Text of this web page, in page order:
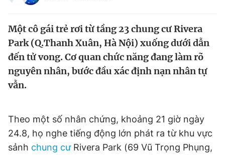
Tin thị trường
Video Magazine
Sản phẩm khác
Thông tin tòa soạn Liên hệ quảng cáo
Một cô gái trẻ rơi từ tầng 23 chung cư Rivera
Park (Q.Thanh Xuân, Hà Nội) xuống dưới dẫn
đến tử vong. Cơ quan chức năng đang làm rõ
nguyên nhân, bước đầu xác định nạn nhân tự
vẫn.
Theo một số nhân chứng, khoảng 21 giờ ngày
24.8, họ nghe tiếng động lớn phát ra từ khu vực
sảnh chung cưRivera Park (69 Vũ Trọng Phụng,